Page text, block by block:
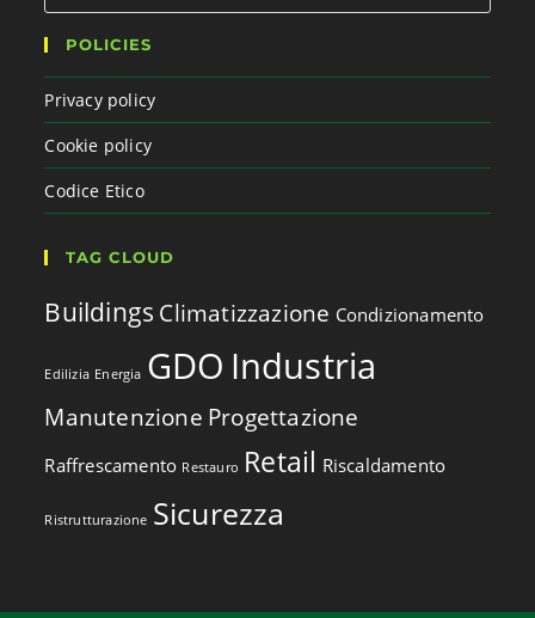
POLICIES
Privacy policy
Cookie policy
Codice Etico
TAG CLOUD
Buildings Climatizzazione Condizionamento
Edilizia Energia GDO Industria
Manutenzione Progettazione
Raffrescamento Restauro Retail Riscaldamento
Ristrutturazione Sicurezza